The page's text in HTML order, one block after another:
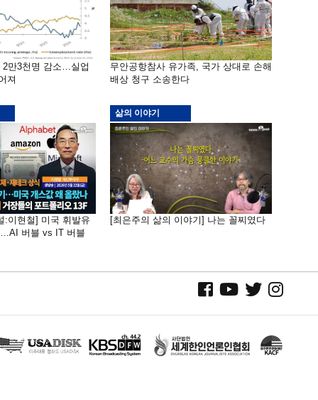
2만3천명 감소…실업
져
무안공항참사 유가족, 국가 상대로 손해
배상 청구 소송한다
:이현철] 미국 휘발유
버블 vs IT 버블
삶의 이야기
[최은주의 삶의 이야기] 나는 꼴찌였다